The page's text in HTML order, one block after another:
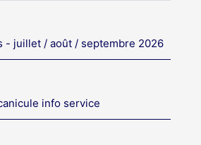
- juillet / août / septembre 2026
info service